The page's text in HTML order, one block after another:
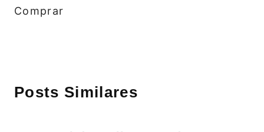
Comprar
Posts Similares